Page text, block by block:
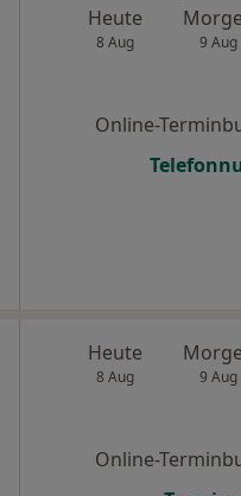
Heute
8 Aug 9 Aug
Online-
Heute
8 Aug 9 Aug
Online-